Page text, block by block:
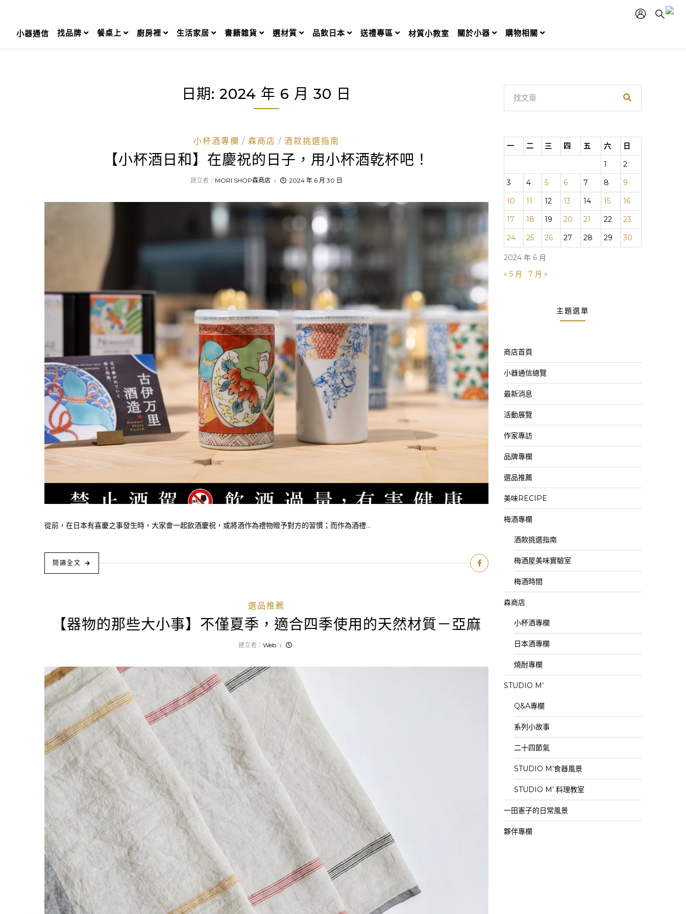
content小器通信 找品牌 餐桌上 廚房裡 生活家居 書籍雜貨 選材質 品飲日本 送禮專區 材質小教室 關於小器 購物相關
日期: 2024 年 6 月 30 日
小杯酒專欄 森商店 酒款挑選指南
【小杯酒日和】在慶祝的日子，用小杯酒乾杯吧！
建立者： MORI SHOP森商店 2024 年 6 月 30 日
從前，在日本有喜慶之事發生時，大家會一起飲酒慶祝，或將酒作為禮物贈予對方的習慣；而作為酒禮...
閱讀全文
選品推薦
【器物的那些大小事】不僅夏季，適合四季使用的天然材質－亞麻
建立者： Web
2024 年 6 月
一 二 三 四 五 六
日
1
2
3
4 5 6 7 8
9
10
11 12 13 14 15
16
17
18 19 20 21 22
23
24
25 26 27 28 29 30
« 5 月 7 月 »
主題選單
商店首頁
小器通信總覽
最新消息
活動展覽
作家專訪
品牌專欄
選品推薦
美味RECIPE
梅酒專欄
酒款挑選指南
梅酒屋美味實驗室
梅酒時間
森商店
小杯酒專欄
日本酒專欄
燒酎專欄
STUDIO M’
Q&A專欄
系列小故事
二十四節氣
STUDIO M’食器風景
STUDIO M’ 料理教室
一田憲子的日常風景
夥伴專欄